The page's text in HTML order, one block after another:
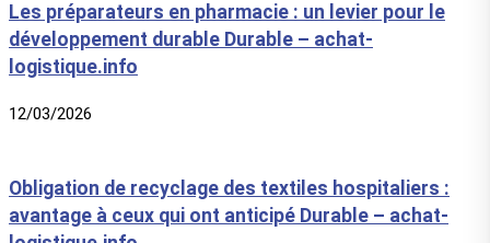
Les préparateurs en pharmacie : un levier pour le
développement durable Durable – achat-
logistique.info
12/03/2026
Obligation de recyclage des textiles hospitaliers :
avantage à ceux qui ont anticipé Durable – achat-